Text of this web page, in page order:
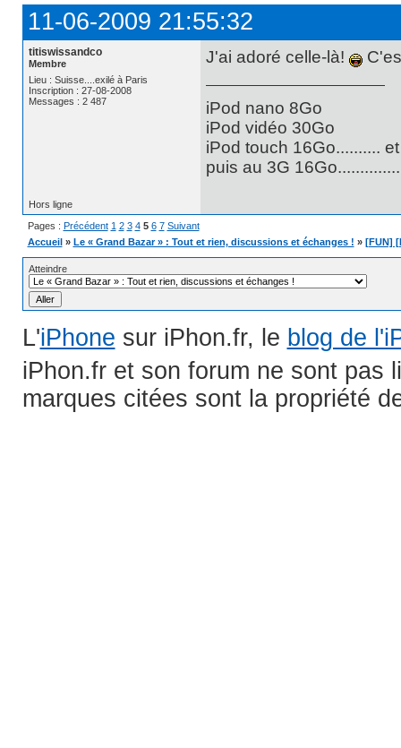
11-06-2009 21:55:32
titiswissandco
Membre
Lieu : Suisse....exilé à Paris
Inscription : 27-08-2008
Messages : 2 487
J'ai adoré celle-là!
iPod nano 8Go
iPod vidéo 30Go
iPod touch 16Go..........
puis au 3G
Hors ligne
Pages : Précédent 1 2 3 4 5 6 7 Suivant
Accueil » Le « Grand Bazar » : Tout et rien, discussions et échanges ! » [FUN]
Atteindre
L'iPhone sur iPhon.fr, le blog de
iPhon.fr et son forum ne sont pas
marques citées sont la propriété